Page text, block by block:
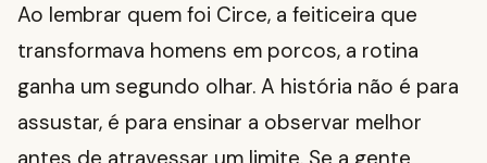
Ao lembrar quem foi Circe, a feiticeira que
transformava homens em porcos, a rotina
ganha um segundo olhar. A história não é para
assustar, é para ensinar a observar melhor